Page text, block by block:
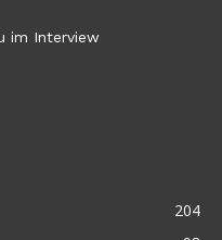
im Interview
204